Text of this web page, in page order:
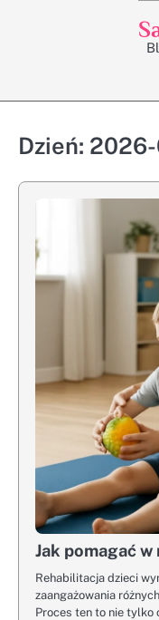
Dzień:
Jak pomagać
Rehabilitacja dzieci
zaangażowania
Proces ten to nie tylko